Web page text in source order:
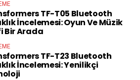
TF-T05 Bluetooth
İncelemesi: Oyun Ve Müzik
Bir Arada
TF-T23 Bluetooth
İncelemesi: Yenilikçi